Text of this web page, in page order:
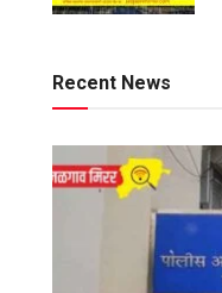
Recent News